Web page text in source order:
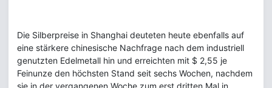
Die Silberpreise in Shanghai deuteten heute ebenfalls auf
eine stärkere chinesische Nachfrage nach dem industriell
genutzten Edelmetall hin und erreichten mit $ 2,55 je
Feinunze den höchsten Stand seit sechs Wochen, nachdem